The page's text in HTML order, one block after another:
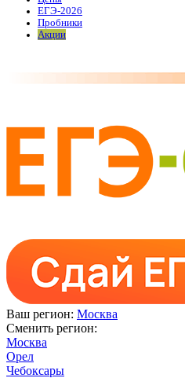
ЕГЭ-2026
Пробники
Акции
Ваш регион: Москва
Сменить регион:
Москва
Орел
Чебоксары